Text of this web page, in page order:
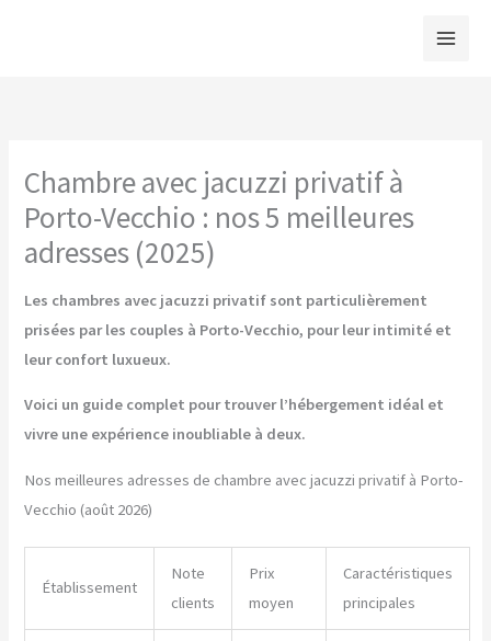
Chambre avec jacuzzi privatif à
Porto-Vecchio : nos 5 meilleures
adresses (2025)
Les chambres avec jacuzzi privatif sont particulièrement
prisées par les couples à Porto-Vecchio, pour leur intimité et
leur confort luxueux.
Voici un guide complet pour trouver l’hébergement idéal et
vivre une expérience inoubliable à deux.
Nos meilleures adresses de chambre avec jacuzzi privatif à Porto-
Vecchio (août 2026)
Établissement
Note
clients
Prix
moyen
Caractéristiques
principales